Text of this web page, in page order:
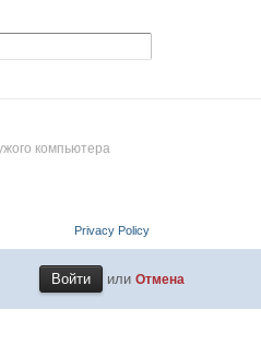
компьютера
Privacy Policy
илиОтмена